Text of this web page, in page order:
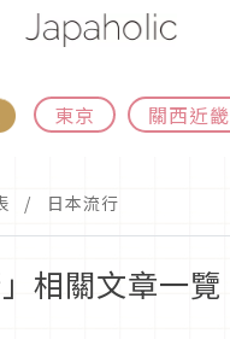
東京 關西近畿
日本流行
」相關文章一覽